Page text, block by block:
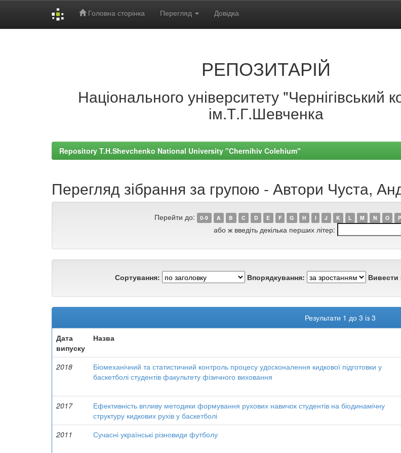
Головна сторінка Перегляд Довідка
РЕПОЗИТАРІЙ
Національного університету "Чернігівський
ім.Т.Г.Шевченка
Repository T.H.Shevchenko National University "Chernihiv Colehium"
Перегляд зібрання за групою - Автори Чуста,
Перейти до: 0-9 A B C D E F G H I J K L M N O P
або ж введіть декілька перших літер:
Сортування: Впорядкування: Вивести
Результати 1 до 3 із 3
Дата
випуску
Назва
2018
Біомеханічний та статистичний контроль процесу удосконалення кидкової підготовки у
баскетболі студентів факультету фізичного виховання
2017
Ефективність впливу методики формування рухових навичок студентів на біодинамічну
структуру кидкових рухів у баскетболі
2011
Сучасні українські різновиди футболу